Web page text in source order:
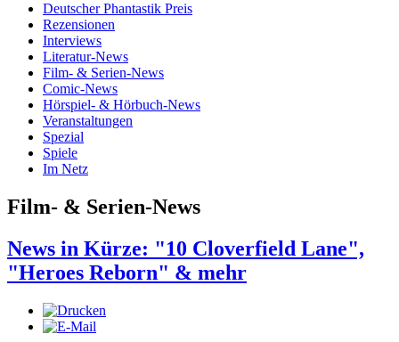
Deutscher Phantastik Preis
Rezensionen
Interviews
Literatur-News
Film- & Serien-News
Comic-News
Hörspiel- & Hörbuch-News
Veranstaltungen
Spezial
Spiele
Im Netz
Film- & Serien-News
News in Kürze: "10 Cloverfield Lane",
"Heroes Reborn" & mehr